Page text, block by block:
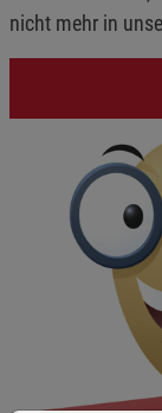
nicht mehr in